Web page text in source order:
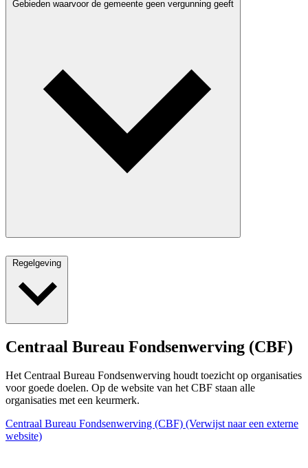
Gebieden waarvoor de gemeente geen vergunning geeft
Regelgeving
Centraal Bureau Fondsenwerving (CBF)
Het Centraal Bureau Fondsenwerving houdt toezicht op organisaties
voor goede doelen. Op de website van het CBF staan alle
organisaties met een keurmerk.
Centraal Bureau Fondsenwerving (CBF) (Verwijst naar een externe
website)